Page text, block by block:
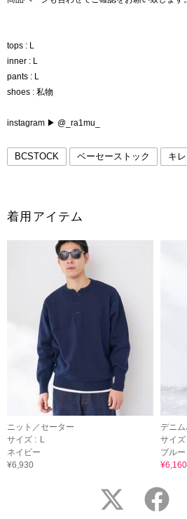
tops : L
inner : L
pants : L
shoes : 私物
instagram ▶︎ @_ra1mu_
BCSTOCK ベーセーストック キ
着用アイテム
ニット／セーター
サイズ : L
ネイビー
¥6,930
デニ
サイズ
ブル
twitter